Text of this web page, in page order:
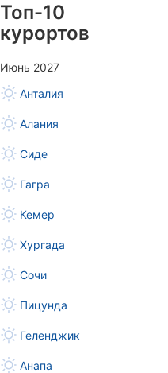
Топ-10
курортов
Июнь 2027
Анталия
Алания
Сиде
Гагра
Кемер
Хургада
Сочи
Пицунда
Геленджик
Анапа